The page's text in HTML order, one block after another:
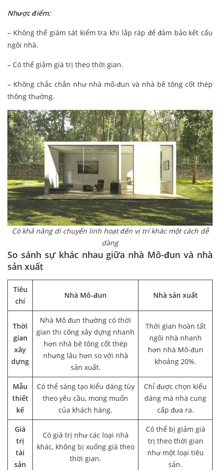
Nhược điểm:
– Không thể giám sát kiểm tra khi lắp ráp để đảm bảo kết cấu
ngôi nhà.
– Có thể giảm giá trị theo thời gian.
– Không chắc chắn như nhà mô-đun và nhà bê tông cốt thép
thông thường.
Có khả năng di chuyển linh hoạt đến vị trí khác một cách dễ
dàng
So sánh sự khác nhau giữa nhà Mô-đun và nhà
sản xuất
Tiêu
chí
Nhà Mô-đun Nhà sản xuất
Thời
gian
xây
dựng
Nhà Mô đun thường có thời
gian thi công xây dựng nhanh
hơn nhà bê tông cốt thép
nhưng lâu hơn so với nhà
sản xuất.
Thời gian hoàn tất
ngôi nhà nhanh
hơn nhà Mô-đun
khoảng 20%.
Mẫu
thiết
kế
Có thể sáng tạo kiểu dáng tùy
theo yêu cầu, mong muốn
của khách hàng.
Chỉ được chọn kiểu
dáng mà nhà cung
cấp đưa ra.
Giá
trị
tài
sản
Có giá trị như các loại nhà
khác, không bị xuống giá theo
thời gian.
Có thể bị giảm giá
trị theo thời gian
như một loại tiêu
sản.